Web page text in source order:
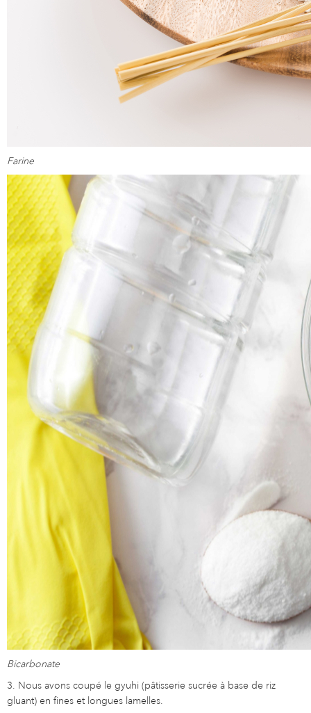
Farine
Bicarbonate
3. Nous avons coupé le gyuhi (pâtisserie sucrée à base de riz
gluant) en fines et longues lamelles.